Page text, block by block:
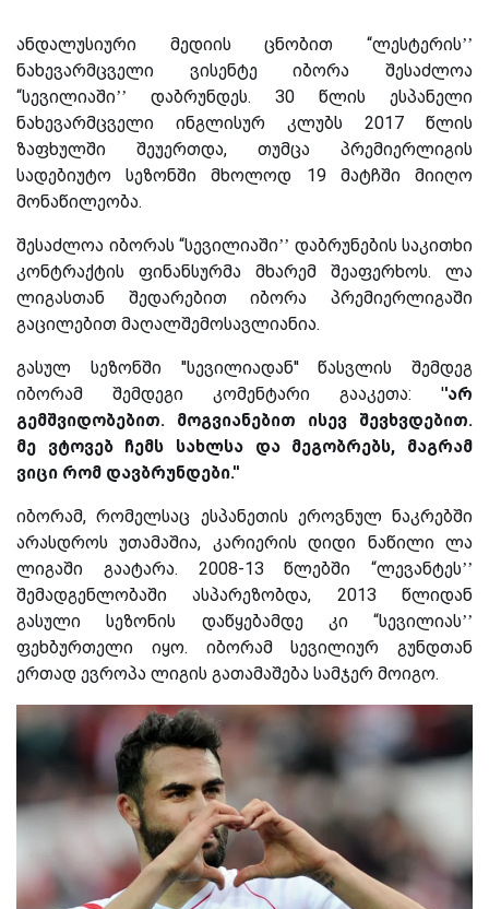
ანდალუსიური მედიის ცნობით “ლესტერის’’
ნახევარმცველი ვისენტე იბორა შესაძლოა
“სევილიაში’’ დაბრუნდეს. 30 წლის ესპანელი
ნახევარმცველი ინგლისურ კლუბს 2017 წლის
ზაფხულში შეუერთდა, თუმცა პრემიერლიგის
სადებიუტო სეზონში მხოლოდ 19 მატჩში მიიღო
მონაწილეობა.
შესაძლოა იბორას “სევილიაში’’ დაბრუნების საკითხი
კონტრაქტის ფინანსურმა მხარემ შეაფერხოს. ლა
ლიგასთან შედარებით იბორა პრემიერლიგაში
გაცილებით მაღალშემოსავლიანია.
გასულ სეზონში ''სევილიადან'' წასვლის შემდეგ
იბორამ შემდეგი კომენტარი გააკეთა: ''არ
გემშვიდობებით. მოგვიანებით ისევ შევხვდებით.
მე ვტოვებ ჩემს სახლსა და მეგობრებს, მაგრამ
ვიცი რომ დავბრუნდები.''
იბორამ, რომელსაც ესპანეთის ეროვნულ ნაკრებში
არასდროს უთამაშია, კარიერის დიდი ნაწილი ლა
ლიგაში გაატარა. 2008-13 წლებში “ლევანტეს’’
შემადგენლობაში ასპარეზობდა, 2013 წლიდან
გასული სეზონის დაწყებამდე კი “სევილიას’’
ფეხბურთელი იყო. იბორამ სევილიურ გუნდთან
ერთად ევროპა ლიგის გათამაშება სამჯერ მოიგო.